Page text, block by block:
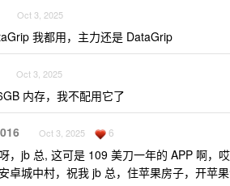
Oct 3, 2025
我都用，主力还是 DataGrip
Oct 3, 2025
内存，我不配用它了
Oct 3, 2025 6
，jb 总, 这可是 109 美刀一年的 APP 啊，
卓城中村，祝我 jb 总，住苹果房子，开苹